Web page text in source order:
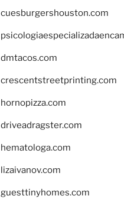
cuesburgershouston.com
dmtacos.com
crescentstreetprinting.com
hornopizza.com
driveadragster.com
hematologa.com
lizaivanov.com
guesttinyhomes.com